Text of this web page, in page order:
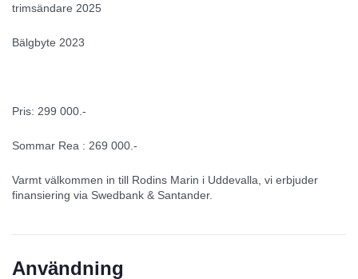
trimsändare 2025
Bälgbyte 2023
Pris: 299 000.-
Sommar Rea : 269 000.-
Varmt välkommen in till Rodins Marin i Uddevalla, vi erbjuder
finansiering via Swedbank & Santander.
Användning